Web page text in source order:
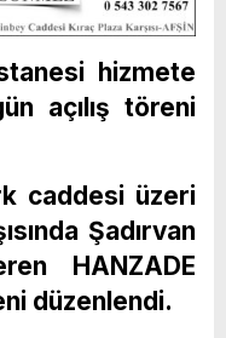
hizmete
açılış töreni
caddesi üzeri
Şadırvan
HANZADE
düzenlendi.